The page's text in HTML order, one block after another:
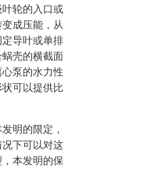
轮的入口或
成压能，从
导叶或单排
壳的横截面
泵的水力性
可以提供比
明的限定，
下可以对这
本发明的保